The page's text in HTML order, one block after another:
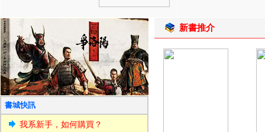
書城快訊
我系新手，如何購買？
新書推介